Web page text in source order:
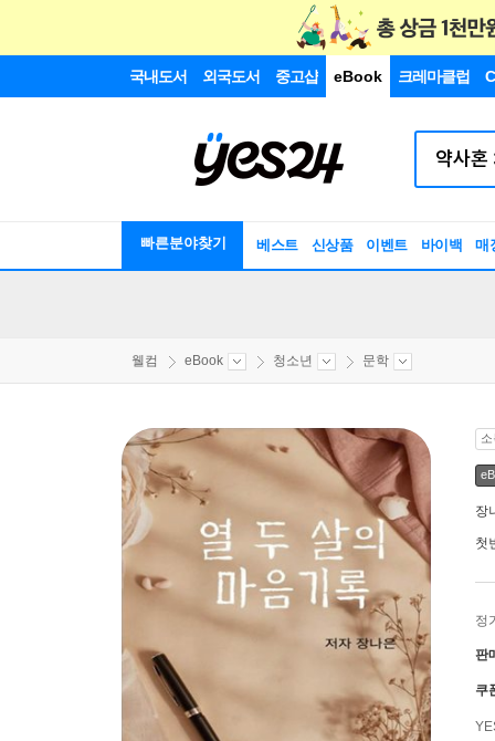
국내도서 외국도서 중고샵 eBook 크레마클럽
빠른분야찾기 베스트 신상품 이벤트 바이백 매
웰컴 eBook 청소년 문학
장
첫
정
판
쿠